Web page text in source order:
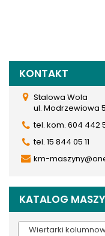
KONTAKT
Stalowa Wola
ul. Modrzewiowa 5
tel. kom. 604 442
tel. 15 844 05 11
km-
KATALOG
Wiertarki